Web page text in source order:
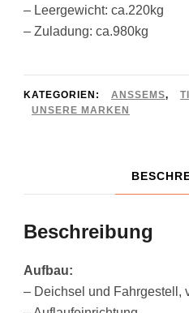
– Leergewicht: ca.220kg
– Zuladung: ca.980kg
KATEGORIEN: ANSSEMS,
UNSERE MARKEN
Beschreibung
Aufbau:
– Deichsel und Fahrgestell,